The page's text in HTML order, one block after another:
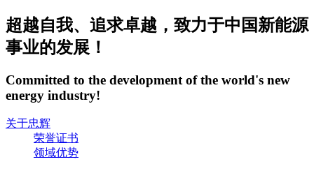
超越自我、追求卓越，致力于中国新能源
事业的发展！
Committed to the development of the world's new
energy industry!
关于忠辉
荣誉证书
领域优势